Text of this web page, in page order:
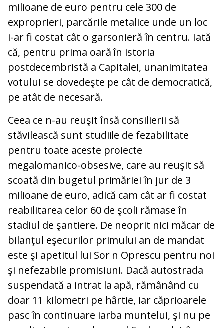
milioane de euro pentru cele 300 de
exproprieri, parcările metalice unde un loc
i-ar fi costat cât o garsonieră în centru. Iată
că, pentru prima oară în istoria
postdecembristă a Capitalei, unanimitatea
votului se dovedeşte pe cât de democratică,
pe atât de necesară.
Ceea ce n-au reuşit însă consilierii să
stăvilească sunt studiile de fezabilitate
pentru toate aceste proiecte
megalomanico-obsesive, care au reuşit să
scoată din bugetul primăriei în jur de 3
milioane de euro, adică cam cât ar fi costat
reabilitarea celor 60 de şcoli rămase în
stadiul de şantiere. De neoprit nici măcar de
bilanţul eşecurilor primului an de mandat
este şi apetitul lui Sorin Oprescu pentru noi
şi nefezabile promisiuni. Dacă autostrada
suspendată a intrat la apă, rămânând cu
doar 11 kilometri pe hârtie, iar căprioarele
pasc în continuare iarba muntelui, şi nu pe